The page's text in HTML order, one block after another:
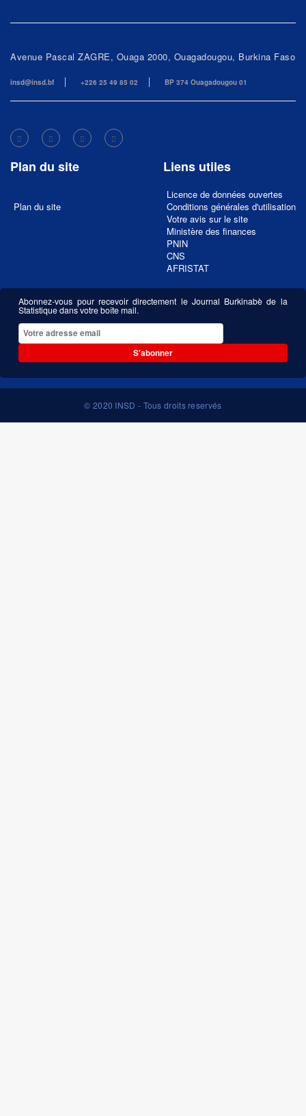
Avenue Pascal ZAGRE, Ouaga 2000, Ouagadougou, Burkina Faso
insd@insd.bf +226 25 49 85 02 BP 374 Ouagadougou 01
Plan du site
Plan du site
Liens utiles
Licence de données ouvertes
Conditions générales d'utilisation
Votre avis sur le site
Ministère des finances
PNIN
CNS
AFRISTAT
Abonnez-vous pour recevoir directement le Journal Burkinabè de la
Statistique dans votre boîte mail.
S'abonner
© 2020 INSD - Tous droits reservés